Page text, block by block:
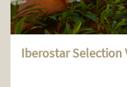
Iberostar Selection